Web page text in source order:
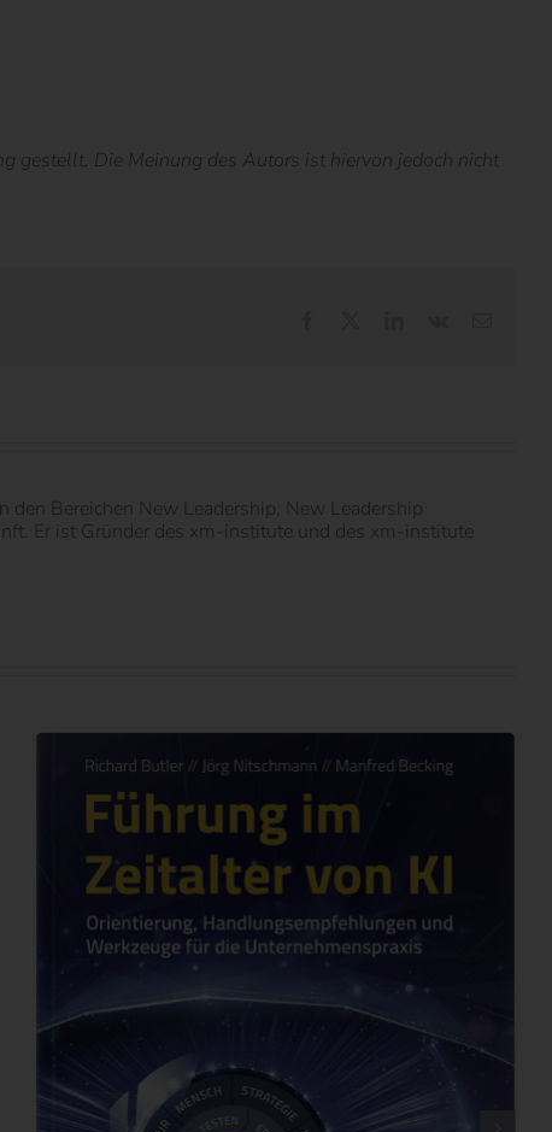
gestellt. Die Meinung des Autors ist hiervon jedoch nicht
Bereichen New Leadership, New Leadership
Er ist Gründer des xm-institute und des xm-institute